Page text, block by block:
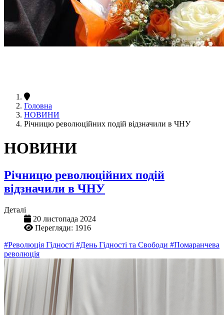
Головна
НОВИНИ
Річницю революційних подій відзначили в ЧНУ
НОВИНИ
Річницю революційних подій
відзначили в ЧНУ
Деталі
20 листопада 2024
Перегляди: 1916
#Революція Гідності #День Гідності та Свободи #Помаранчева
революція